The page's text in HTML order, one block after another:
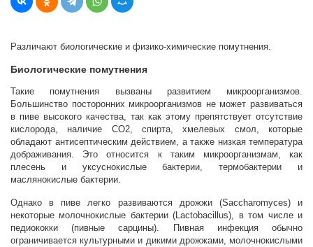
Различают биологические и физико-химические помутнения.
Биологические помутнения
Такие помутнения вызваны развитием микроорганизмов.
Большинство посторонних микроорганизмов не может развиваться
в пиве высокого качества, так как этому препятствует отсутствие
кислорода, наличие СО2, спирта, хмелевых смол, которые
обладают антисептическим действием, а также низкая температура
дображивания. Это относится к таким микроорганизмам, как
плесень и уксуснокислые бактерии, термобактерии и
маслянокислые бактерии.
Однако в пиве легко развиваются дрожжи (Saccharomyces) и
некоторые молочнокислые бактерии (Lactobacillus), в том числе и
педиококки (пивные сарцины). Пивная инфекция обычно
ограничивается культурными и дикими дрожжами, молочнокислыми